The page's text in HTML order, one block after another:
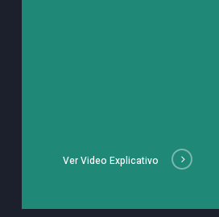
Ver Video Explicativo